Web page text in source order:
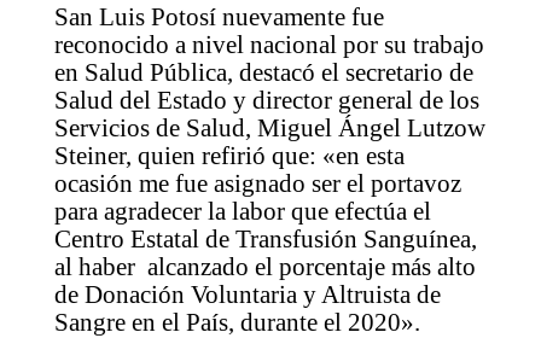
San Luis Potosí nuevamente fue
reconocido a nivel nacional por su trabajo
en Salud Pública, destacó el secretario de
Salud del Estado y director general de los
Servicios de Salud, Miguel Ángel Lutzow
Steiner, quien refirió que: «en esta
ocasión me fue asignado ser el portavoz
para agradecer la labor que efectúa el
Centro Estatal de Transfusión Sanguínea,
al haber alcanzado el porcentaje más alto
de Donación Voluntaria y Altruista de
Sangre en el País, durante el 2020».